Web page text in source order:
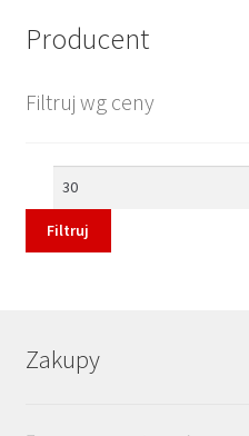
Producent
Filtruj wg ceny
Cena
Filtruj
Zakupy